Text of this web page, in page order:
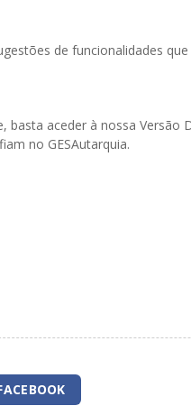
de funcionalidades
basta aceder à nossa Versão
no GESAutarquia.